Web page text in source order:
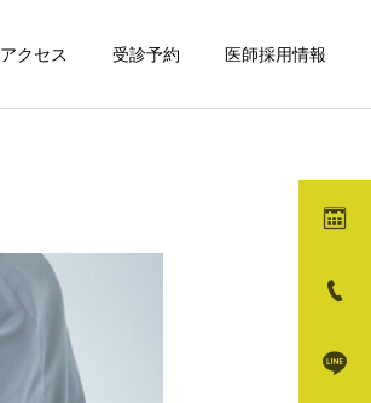
アクセス 受診予約 医師採用情報
メディカルダイエット